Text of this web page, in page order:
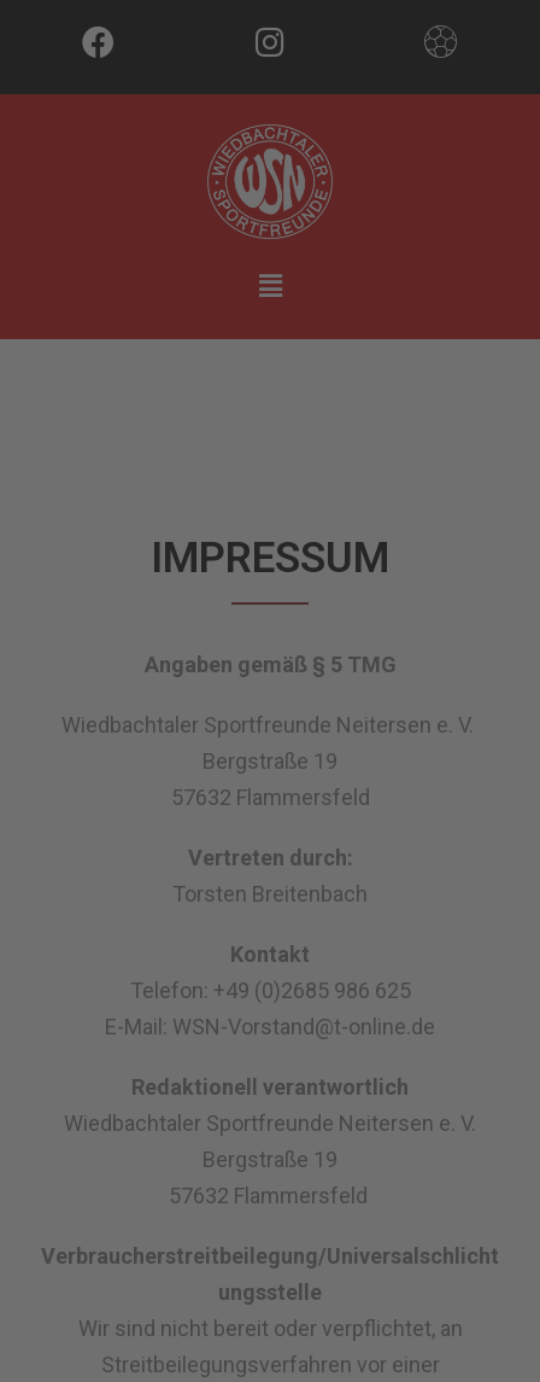
IMPRESSUM
Angaben gemäß § 5 TMG
Wiedbachtaler Sportfreunde Neitersen e. V.
Bergstraße 19
57632 Flammersfeld
Vertreten durch:
Torsten Breitenbach
Kontakt
Telefon: +49 (0)2685 986 625
E-Mail: WSN-Vorstand@t-online.de
Redaktionell verantwortlich
Wiedbachtaler Sportfreunde Neitersen e. V.
Bergstraße 19
57632 Flammersfeld
Verbraucherstreitbeilegung/Universalschlicht
ungsstelle
Wir sind nicht bereit oder verpflichtet, an
Streitbeilegungsverfahren vor einer